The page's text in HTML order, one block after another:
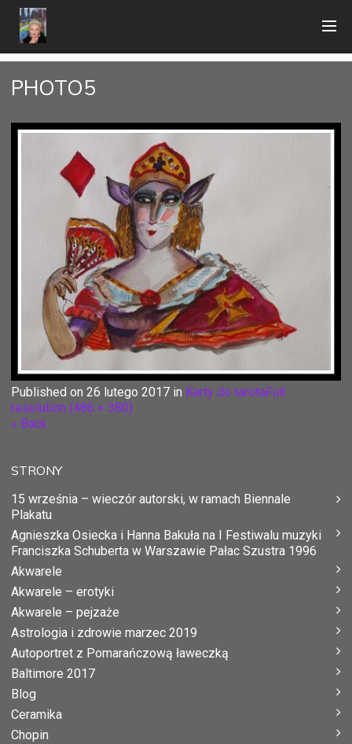
PHOTO5
Published on 26 lutego 2017 in Karty do tarotaFull
resolution (486 × 380)
« Back
STRONY
15 września – wieczór autorski, w ramach Biennale
Plakatu
Agnieszka Osiecka i Hanna Bakuła na I Festiwalu muzyki
Franciszka Schuberta w Warszawie Pałac Szustra 1996
Akwarele
Akwarele – erotyki
Akwarele – pejzaże
Astrologia i zdrowie marzec 2019
Autoportret z Pomarańczową ławeczką
Baltimore 2017
Blog
Ceramika
Chopin